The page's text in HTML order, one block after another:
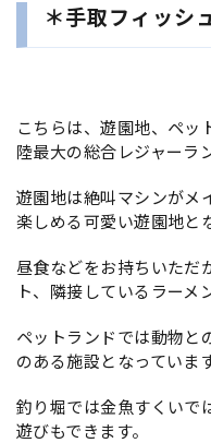
＊手取フィッシ
こちらは、遊園地、ペッ
陸最大の総合レジャーラ
遊園地は絶叫マシンがメ
楽しめる可愛い遊園地と
昼食などをお持ちいただ
ト、隣接しているラーメ
ペットランドでは動物と
のある施設となっています
釣り堀では金魚すくいで
遊びもできます。